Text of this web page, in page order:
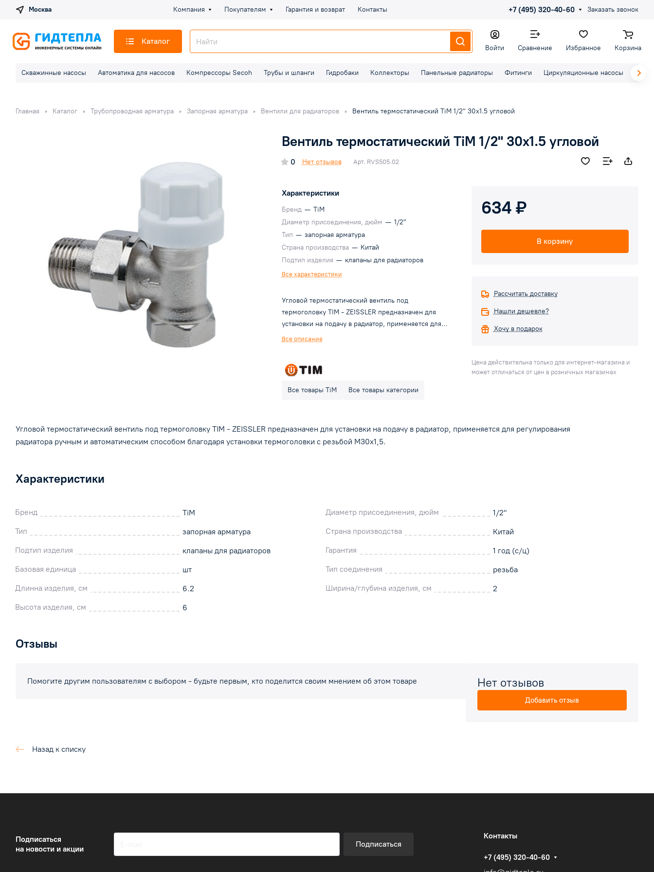
Москва Компания Покупателям Гарантия и возврат Контакты +7 (495) 320-40-60 Заказать звонок
Каталог
Войти Сравнение Избранное Корзина
Скважинные насосы Автоматика для насосов Компрессоры Secoh Трубы и шланги Гидробаки Коллекторы Панельные радиаторы Фитинги Циркуляционные насосы
Главная Каталог Трубопроводная арматура Запорная арматура Вентили для радиаторов Вентиль термостатический TiM 1/2" 30х1.5 угловой
Вентиль термостатический TiM 1/2" 30х1.5 угловой
0 Нет отзывов Арт. RVS505.02
Характеристики
Бренд — TiM
Диаметр присоединения, дюйм — 1/2"
Тип — запорная арматура
Страна производства — Китай
Подтип изделия — клапаны для радиаторов
Все характеристики
Угловой термостатический вентиль под
термоголовку TIM - ZEISSLER предназначен для
установки на подачу в радиатор, применяется для
регулирования радиатора ручным и автоматическим
Все описание
Все товары TiM Все товары категории
634 ₽
В корзину
Рассчитать доставку
Нашли дешевле?
Хочу в подарок
Цена действительна только для интернет-магазина и
может отличаться от цен в розничных магазинах
Угловой термостатический вентиль под термоголовку TIM - ZEISSLER предназначен для установки на подачу в радиатор, применяется для регулирования
радиатора ручным и автоматическим способом благодаря установки термоголовки с резьбой М30х1,5.
Характеристики
Бренд TiM Диаметр присоединения, дюйм
1/2"
Тип
запорная арматура Страна производства
Китай
Подтип изделия
клапаны для радиаторов Гарантия
1 год (с/ц)
Базовая единица
шт Тип соединения
резьба
Длинна изделия, см
6.2 Ширина/глубина изделия, см
2
Высота изделия, см
6
Отзывы
Помогите другим пользователям с выбором - будьте первым, кто поделится своим мнением об этом товаре Нет отзывов
Добавить отзыв
Назад к списку
Подписаться
на новости и акции
Подписаться
Контакты
+7 (495) 320-40-60